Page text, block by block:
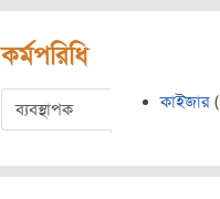
কর্মপরিধি
ব্যবস্থাপক কাইজার (